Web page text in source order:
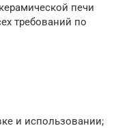
печи
требований по
и использовании;